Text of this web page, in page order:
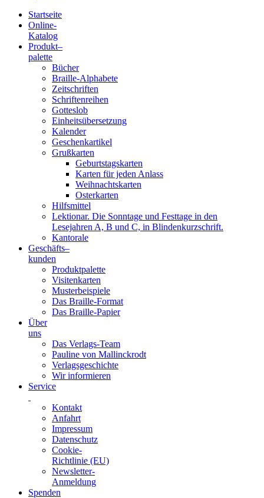
Blindenschrift-
Verlag
Druckerei
gGmbH
Startseite
Online-
Katalog
Produkt–
palette
Bücher
Braille-Alphabete
Zeitschriften
Schriftenreihen
Gotteslob
Einheitsübersetzung
Kalender
Geschenkartikel
Grußkarten
Geburtstagskarten
Karten für jeden Anlass
Weihnachtskarten
Osterkarten
Hilfsmittel
Lektionar. Die Sonntage und Festtage in den
Lesejahren A, B und C, in Blindenkurzschrift.
Kantorale
Geschäfts­–
kunden
Produktpalette
Visitenkarten
Musterbeispiele
Das Braille-Format
Das Braille-Papier
Über
uns
Das Verlags-Team
Pauline von Mallinckrodt
Verlagsgeschichte
Wir informieren
Service
Kontakt
Anfahrt
Impressum
Datenschutz
Cookie-
Richtlinie (EU)
Newsletter-
Anmeldung
Spenden